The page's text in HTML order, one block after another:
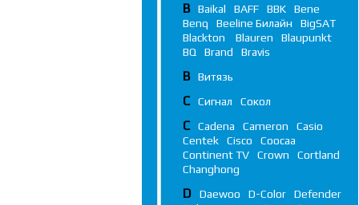
B Baikal BAFF BBK
Bene
Benq
Beeline Билайн
BigSAT
Blackton
Blauren
Blaupunkt
BQ
Brand Bravis
В Витязь
С Сигнал Сокол
C Cadena Cameron
Casio
Centek
Cisco
Coocaa
Continent TV
Crown
Cortland
Changhong
D Daewoo D-Color
Defender